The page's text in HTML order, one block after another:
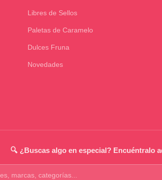
Libres de Sellos
Paletas de Caramelo
Dulces Fruna
Novedades
🔍 ¿Buscas algo en especial? Encuéntralo